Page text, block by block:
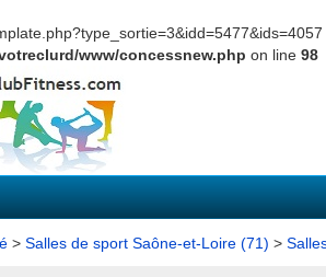
www/concessnew.php on line 98
> Salles de sport Saône-et-Loire (71) >